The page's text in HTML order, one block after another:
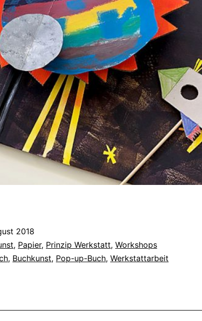
2018
, Papier, Prinzip Werkstatt, Workshops
, Buchkunst, Pop-up-Buch, Werkstattarbeit